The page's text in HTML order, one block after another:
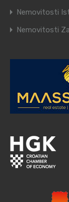
Nemovitosti
Nemovitosti